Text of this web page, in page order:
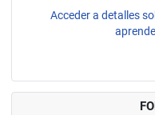
Acceder a detalles